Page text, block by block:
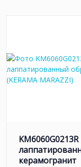
керамогранит